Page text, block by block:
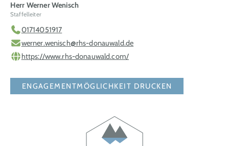
Herr Werner Wenisch
Staffelleiter
01714051917
werner.wenisch@rhs-donauwald.de
https://www.rhs-donauwald.com/
ENGAGEMENTMÖGLICHKEIT DRUCKEN